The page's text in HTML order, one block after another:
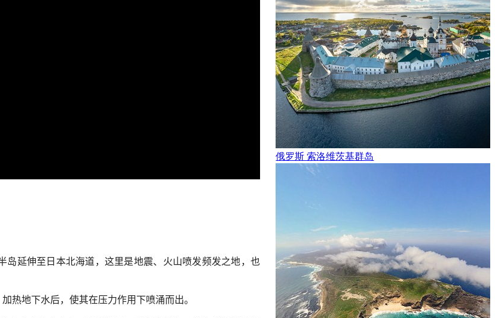
延伸至日本北海道，这里是地震、火山喷发频发之地，也
热地下水后，使其在压力作用下喷涌而出。
俄罗斯 索洛维茨基群岛